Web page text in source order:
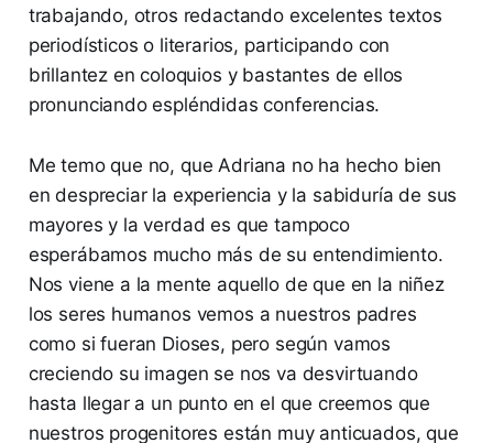
trabajando, otros redactando excelentes textos
periodísticos o literarios, participando con
brillantez en coloquios y bastantes de ellos
pronunciando espléndidas conferencias.
Me temo que no, que Adriana no ha hecho bien
en despreciar la experiencia y la sabiduría de sus
mayores y la verdad es que tampoco
esperábamos mucho más de su entendimiento.
Nos viene a la mente aquello de que en la niñez
los seres humanos vemos a nuestros padres
como si fueran Dioses, pero según vamos
creciendo su imagen se nos va desvirtuando
hasta llegar a un punto en el que creemos que
nuestros progenitores están muy anticuados, que